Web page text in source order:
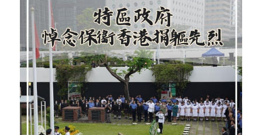
宏福火災正視聽
記錄．宏福苑火災
娛樂
反華推手你要知
反華推手懶人包
民主派騙案十式
KOL 專欄
林淑芳專欄
絕密法庭檔案